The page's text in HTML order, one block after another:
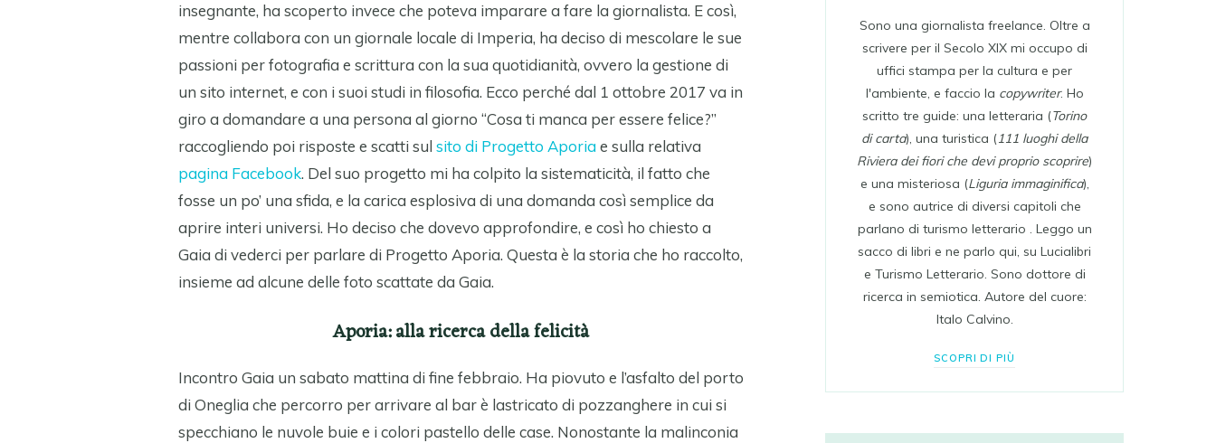
insegnante, ha scoperto invece che poteva imparare a fare la giornalista. E così,
mentre collabora con un giornale locale di Imperia, ha deciso di mescolare le sue
passioni per fotografia e scrittura con la sua quotidianità, ovvero la gestione di
un sito internet, e con i suoi studi in filosofia. Ecco perché dal 1 ottobre 2017 va in
giro a domandare a una persona al giorno “Cosa ti manca per essere felice?”
raccogliendo poi risposte e scatti sul sito di Progetto Aporiae sulla relativa
pagina Facebook. Del suo progetto mi ha colpito la sistematicità, il fatto che
fosse un po’ una sfida, e la carica esplosiva di una domanda così semplice da
aprire interi universi. Ho deciso che dovevo approfondire, e così ho chiesto a
Gaia di vederci per parlare di Progetto Aporia. Questa è la storia che ho raccolto,
insieme ad alcune delle foto scattate da Gaia.
Aporia: alla ricerca della felicità
Incontro Gaia un sabato mattina di fine febbraio. Ha piovuto e l’asfalto del porto
di Oneglia che percorro per arrivare al bar è lastricato di pozzanghere in cui si
specchiano le nuvole buie e i colori pastello delle case. Nonostante la malinconia
Sono una giornalista freelance. Oltre a
scrivere per il Secolo XIX mi occupo di
uffici stampa per la cultura e per
l'ambiente, e faccio la copywriter. Ho
scritto tre guide: una letteraria (Torino
di carta), una turistica (111 luoghi della
Riviera dei fiori che devi proprio scoprire)
e una misteriosa (Liguria immaginifica),
e sono autrice di diversi capitoli che
parlano di turismo letterario . Leggo un
sacco di libri e ne parlo qui, su Lucialibri
e Turismo Letterario. Sono dottore di
ricerca in semiotica. Autore del cuore:
Italo Calvino.
SCOPRI DI PIÙ